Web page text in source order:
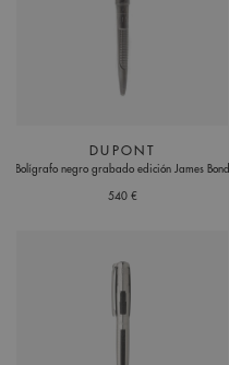
DUPONT
Bolígrafo negro grabado edición James Bond
540 €